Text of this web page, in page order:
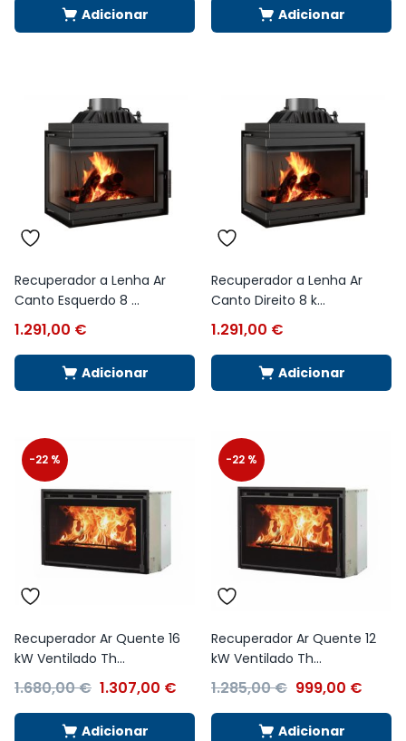
Adicionar Adicionar
Recuperador a Lenha Ar
Canto Esquerdo 8 ...
1.291,00 €
Adicionar
Recuperador a Lenha Ar
Canto Direito 8 k...
1.291,00 €
Adicionar
-22 %
Recuperador Ar Quente 16
kW Ventilado Th...
1.680,00€ 1.307,00 €
Adicionar
-22 %
Recuperador Ar Quente 12
kW Ventilado Th...
1.285,00€ 999,00 €
Adicionar